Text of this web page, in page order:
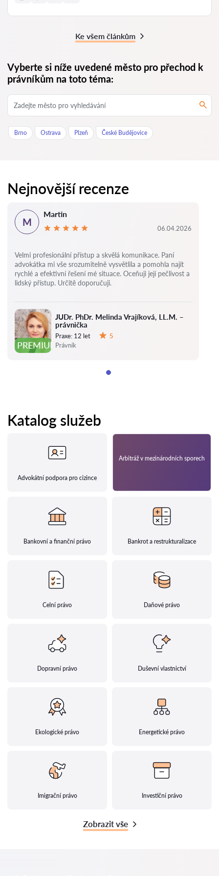
Ke všem článkům
Vyberte si níže uvedené město pro přechod k
právníkům na toto téma:
Brno Ostrava Plzeň České Budějovice
Nejnovější recenze
PREMIUM
JUDr. PhDr. Melinda Vrajíková, LL.M. –
právnička
Praxe: 12 let
5
Právník
M
Martin
06.04.2026
Velmi profesionální přístup a skvělá komunikace. Paní
advokátka mi vše srozumitelně vysvětlila a pomohla najít
rychlé a efektivní řešení mé situace. Oceňuji její pečlivost a
lidský přístup. Určitě doporučuji.
Katalog služeb
Advokátní podpora pro cizince
Arbitráž v mezinárodních sporech
Bankovní a finanční právo Bankrot a restrukturalizace
Celní právo Daňové právo
Dopravní právo Duševní vlastnictví
Ekologické právo Energetické právo
Imigrační právo Investiční právo
Zobrazit vše